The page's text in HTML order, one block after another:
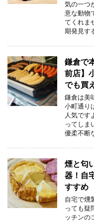
気の一つ
意な動物
てくれま
期発見す
鎌倉で
前店】
でも買
鎌倉は美
小町通り
人気です
ってしま
優柔不断
煙と匂
器！自
すすめ
自宅で燻
っても疑
ッチンの